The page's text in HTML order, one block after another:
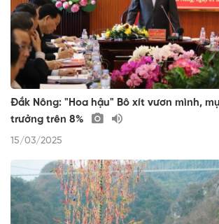
Đắk Nông: "Hoa hậu" Bô xít vươn mình,
trưởng trên 8%
15/03/2025